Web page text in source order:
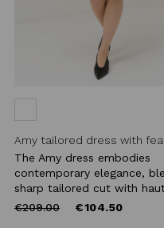
Amy tailored dress with
The Amy dress embodies
contemporary elegance,
sharp tailored cut with
Price
€209.00to €104.50